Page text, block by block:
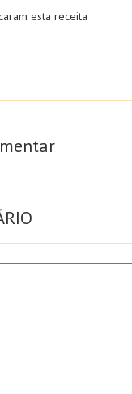
esta receita